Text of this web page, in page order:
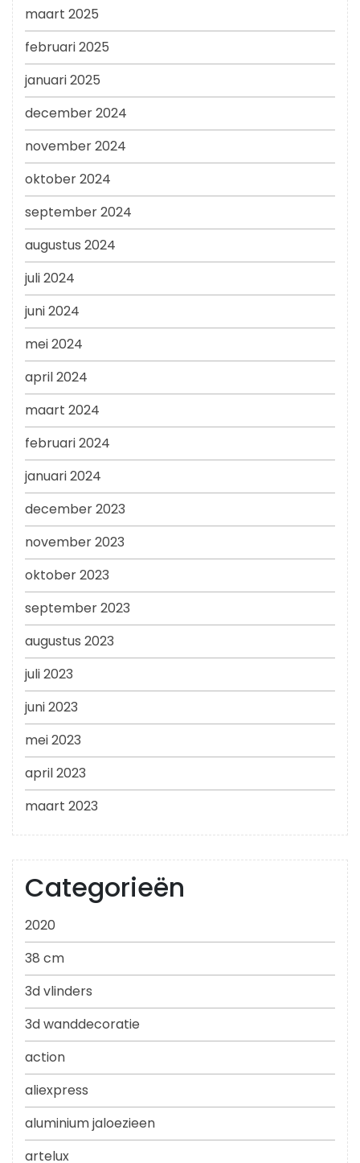
maart 2025
februari 2025
januari 2025
december 2024
november 2024
oktober 2024
september 2024
augustus 2024
juli 2024
juni 2024
mei 2024
april 2024
maart 2024
februari 2024
januari 2024
december 2023
november 2023
oktober 2023
september 2023
augustus 2023
juli 2023
juni 2023
mei 2023
april 2023
maart 2023
Categorieën
2020
38 cm
3d vlinders
3d wanddecoratie
action
aliexpress
aluminium jaloezieen
artelux